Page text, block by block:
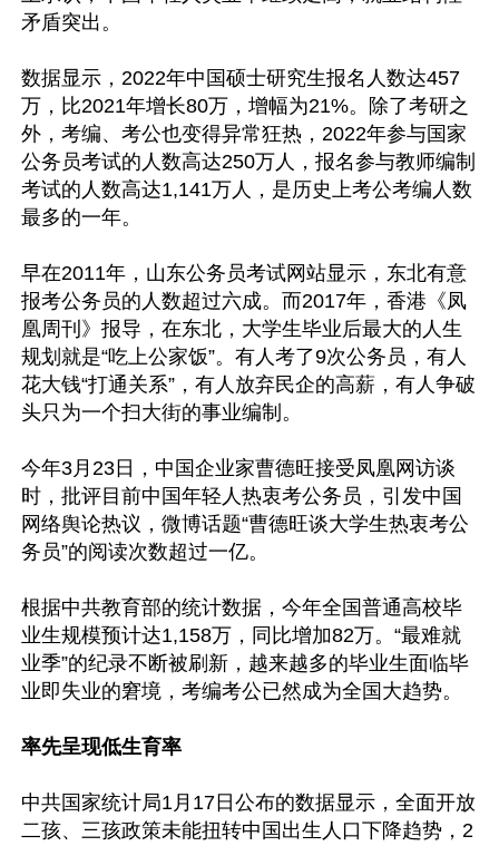
矛盾突出。
数据显示，2022年中国硕士研究生报名人数达457
万，比2021年增长80万，增幅为21%。除了考研之
外，考编、考公也变得异常狂热，2022年参与国家
公务员考试的人数高达250万人，报名参与教师编制
考试的人数高达1,141万人，是历史上考公考编人数
最多的一年。
早在2011年，山东公务员考试网站显示，东北有意
报考公务员的人数超过六成。而2017年，香港《凤
凰周刊》报导，在东北，大学生毕业后最大的人生
规划就是“吃上公家饭”。有人考了9次公务员，有人
花大钱“打通关系”，有人放弃民企的高薪，有人争破
头只为一个扫大街的事业编制。
今年3月23日，中国企业家曹德旺接受凤凰网访谈
时，批评目前中国年轻人热衷考公务员，引发中国
网络舆论热议，微博话题“曹德旺谈大学生热衷考公
务员”的阅读次数超过一亿。
根据中共教育部的统计数据，今年全国普通高校毕
业生规模预计达1,158万，同比增加82万。“最难就
业季”的纪录不断被刷新，越来越多的毕业生面临毕
业即失业的窘境，考编考公已然成为全国大趋势。
率先呈现低生育率
中共国家统计局1月17日公布的数据显示，全面开放
二孩、三孩政策未能扭转中国出生人口下降趋势，2